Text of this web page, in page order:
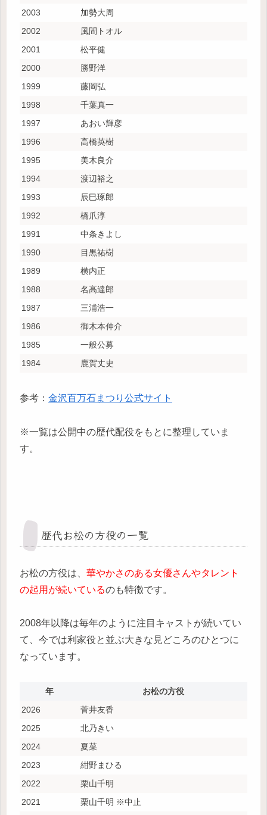
2003
加勢大周
2002
風間トオル
2001
松平健
2000
勝野洋
1999
藤岡弘
1998
千葉真一
1997
あおい輝彦
1996
高橋英樹
1995
美木良介
1994
渡辺裕之
1993
辰巳琢郎
1992
橋爪淳
1991
中条きよし
1990
目黒祐樹
1989
横内正
1988
名高達郎
1987
三浦浩一
1986
御木本伸介
1985
一般公募
1984
鹿賀丈史
参考： 金沢百万石まつり公式サイト
※一覧は公開中の歴代配役をもとに整理していま
す。
歴代お松の方役の一覧
お松の方役は、 華やかさのある女優さんやタレント
の起用が続いているのも特徴です。
2008年以降は毎年のように注目キャストが続いてい
て、今では利家役と並ぶ大きな見どころのひとつに
なっています。
年
お松の方役
2026
菅井友香
2025
北乃きい
2024
夏菜
2023
紺野まひる
2022
栗山千明
2021
栗山千明 ※中止